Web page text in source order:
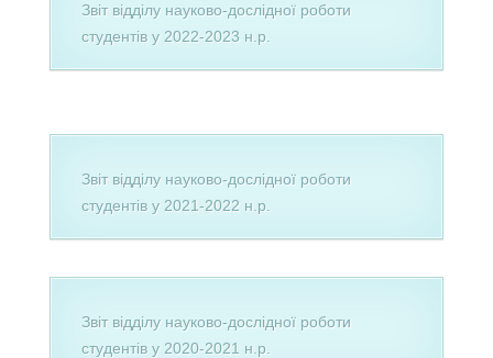
Звіт відділу науково-дослідної роботи
студентів у 2022-2023 н.р.
Звіт відділу науково-дослідної роботи
студентів у 2021-2022 н.р.
Звіт відділу науково-дослідної роботи
студентів у 2020-2021 н.р.